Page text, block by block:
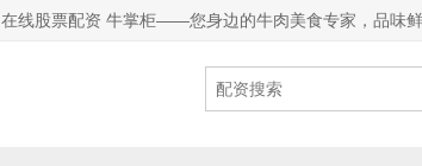
在线股票配资 牛掌柜——您身边的牛肉美食专家，品味鲜